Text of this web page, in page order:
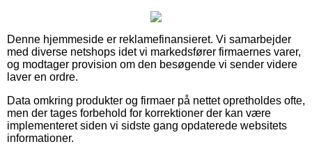
Denne hjemmeside er reklamefinansieret. Vi samarbejder
med diverse netshops idet vi markedsfører firmaernes varer,
og modtager provision om den besøgende vi sender videre
laver en ordre.
Data omkring produkter og firmaer på nettet opretholdes ofte,
men der tages forbehold for korrektioner der kan være
implementeret siden vi sidste gang opdaterede websitets
informationer.